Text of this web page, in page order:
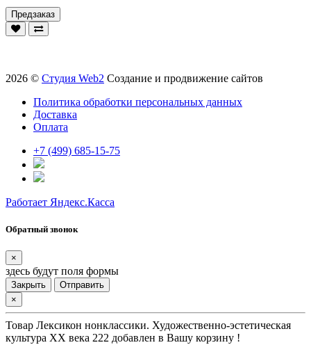
Предзаказ
2026 © Студия Web2 Создание и продвижение сайтов
Политика обработки персональных данных
Доставка
Оплата
+7 (499) 685-15-75
Работает Яндекс.Касса
Обратный звонок
×
здесь будут поля формы
Закрыть
Отправить
×
Товар Лексикон нонклассики. Художественно-эстетическая
культура XX века 222 добавлен в Вашу корзину !